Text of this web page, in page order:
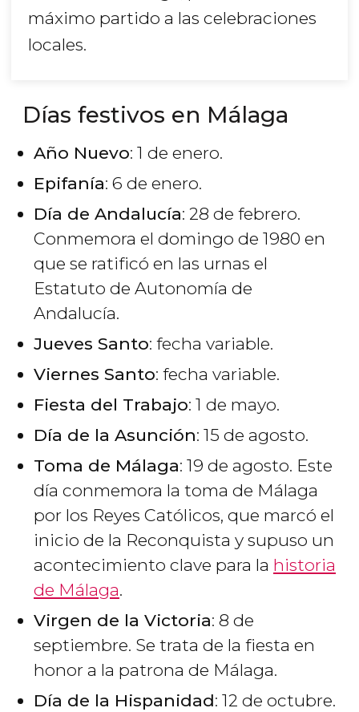
máximo partido a las celebraciones
locales.
Días festivos en Málaga
Año Nuevo: 1 de enero.
Epifanía: 6 de enero.
Día de Andalucía: 28 de febrero.
Conmemora el domingo de 1980 en
que se ratificó en las urnas el
Estatuto de Autonomía de
Andalucía.
Jueves Santo: fecha variable.
Viernes Santo: fecha variable.
Fiesta del Trabajo: 1 de mayo.
Día de la Asunción: 15 de agosto.
Toma de Málaga: 19 de agosto. Este
día conmemora la toma de Málaga
por los Reyes Católicos, que marcó el
inicio de la Reconquista y supuso un
acontecimiento clave para la historia
de Málaga.
Virgen de la Victoria: 8 de
septiembre. Se trata de la fiesta en
honor a la patrona de Málaga.
Día de la Hispanidad: 12 de octubre.